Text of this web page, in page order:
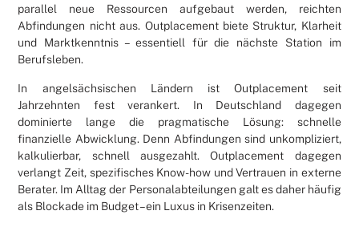
parallel neue Ressourcen aufgebaut werden, reichten
Abfindungen nicht aus. Outplacement biete Struktur, Klarheit
und Marktkenntnis – essentiell für die nächste Station im
Berufsleben.
In angelsächsischen Ländern ist Outplacement seit
Jahrzehnten fest verankert. In Deutschland dagegen
dominierte lange die pragmatische Lösung: schnelle
finanzielle Abwicklung. Denn Abfindungen sind unkompliziert,
kalkulierbar, schnell ausgezahlt. Outplacement dagegen
verlangt Zeit, spezifisches Know-how und Vertrauen in externe
Berater. Im Alltag der Personalabteilungen galt es daher häufig
als Blockade im Budget – ein Luxus in Krisenzeiten.